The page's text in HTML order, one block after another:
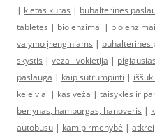
| kietas kuras | buhalterines
tabletes | bio enzimai | bio enzimai
valymo įrenginiams | buhalterines
skystis | veza i vokietija |
paslauga | kaip sutrumpinti |
keleiviai | kas veža | taisyklės ir
berlynas, hamburgas, hanoveris |
autobusu | kam pirmenybė |